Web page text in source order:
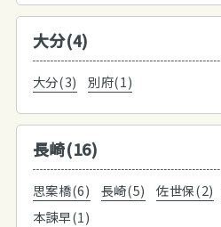
大分(4)
大分(3) 別府(1)
長崎(16)
思案橋(6) 長崎(5) 佐世保(2)
本諫早(1)